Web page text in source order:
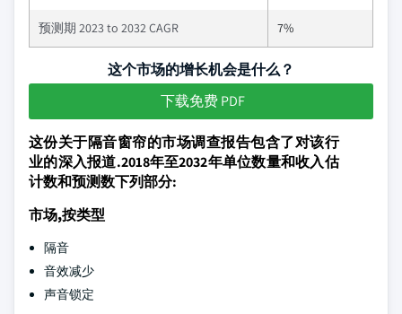
预测期 2023 to 2032 CAGR 7%
这个市场的增长机会是什么？
下载免费 PDF
这份关于隔音窗帘的市场调查报告包含了对该行
业的深入报道.2018年至2032年单位数量和收入估
计数和预测数下列部分:
市场,按类型
隔音
音效减少
声音锁定